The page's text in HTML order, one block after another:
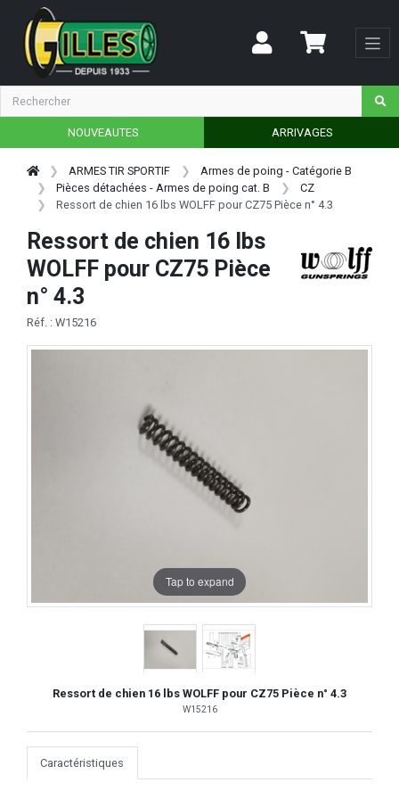
NOUVEAUTES ARRIVAGES
ARMES TIR SPORTIF
Armes de poing - Catégorie B
Pièces détachées - Armes de poing cat. B
CZ
Ressort de chien 16 lbs WOLFF pour CZ75 Pièce n° 4.3
Ressort de chien 16 lbs
WOLFF pour CZ75 Pièce
n° 4.3
Réf. : W15216
Tap to expand
Ressort de chien 16 lbs WOLFF pour CZ75 Pièce n° 4.3
W15216
Caractéristiques